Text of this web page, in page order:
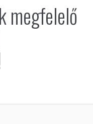
megfelelő